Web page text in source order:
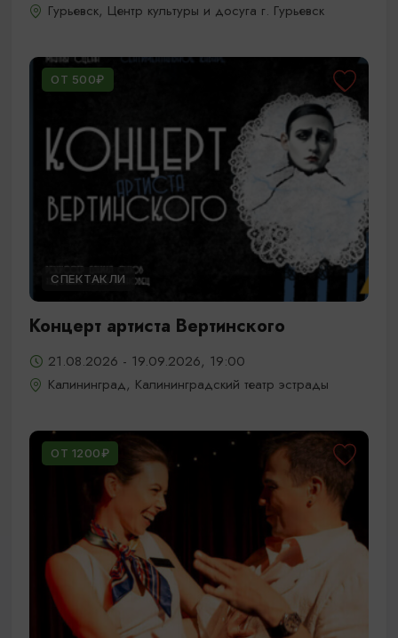
Гурьевск, Центр культуры и досуга г. Гурьевск
ОТ 500₽
СПЕКТАКЛИ
Концерт артиста Вертинского
21.08.2026 - 19.09.2026, 19:00
Калининград, Калининградский театр эстрады
ОТ 1200₽